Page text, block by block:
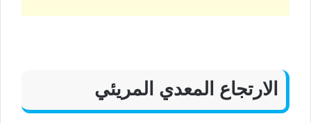
الارتجاع المعدي المريئي